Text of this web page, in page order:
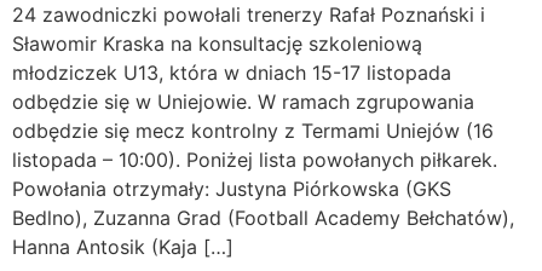
24 zawodniczki powołali trenerzy Rafał Poznański i
Sławomir Kraska na konsultację szkoleniową
młodziczek U13, która w dniach 15-17 listopada
odbędzie się w Uniejowie. W ramach zgrupowania
odbędzie się mecz kontrolny z Termami Uniejów (16
listopada – 10:00). Poniżej lista powołanych piłkarek.
Powołania otrzymały: Justyna Piórkowska (GKS
Bedlno), Zuzanna Grad (Football Academy Bełchatów),
Hanna Antosik (Kaja […]